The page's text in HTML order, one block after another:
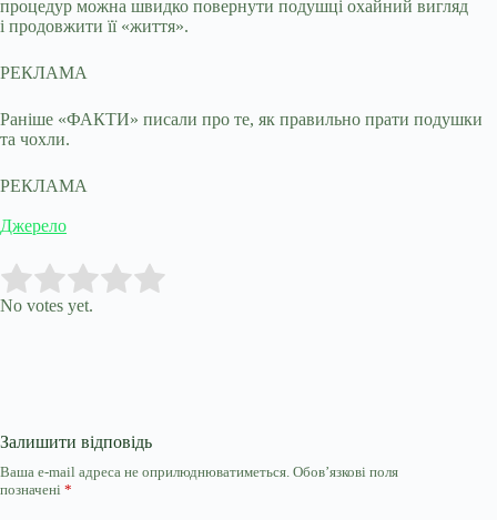
процедур можна швидко повернути подушці охайний вигляд
і продовжити її «життя».
РЕКЛАМА
Раніше «ФАКТИ» писали про те, як правильно прати подушки
та чохли.
РЕКЛАМА
Джерело
Rate this item:
No votes yet.
Залишити відповідь
Ваша e-mail адреса не оприлюднюватиметься. Обов’язкові поля
позначені *